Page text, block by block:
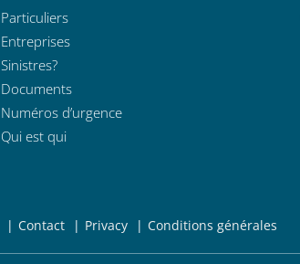
Particuliers
Entreprises
Sinistres?
Documents
Numéros d’urgence
Qui est qui
Contact Privacy Conditions générales